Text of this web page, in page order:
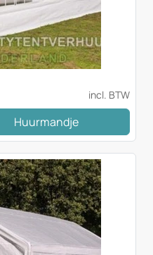
incl. BTW
Huurmandje